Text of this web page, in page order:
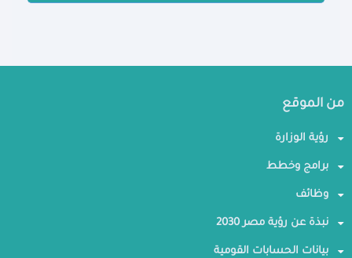
من الموقع
رؤية الوزارة
برامج وخطط
وظائف
نبذة عن رؤية مصر 2030
بيانات الحسابات القومية